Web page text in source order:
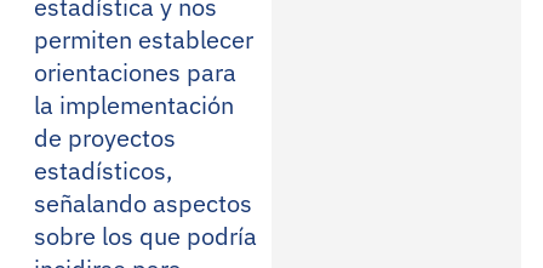
estadística y nos
permiten establecer
orientaciones para
la implementación
de proyectos
estadísticos,
señalando aspectos
sobre los que podría